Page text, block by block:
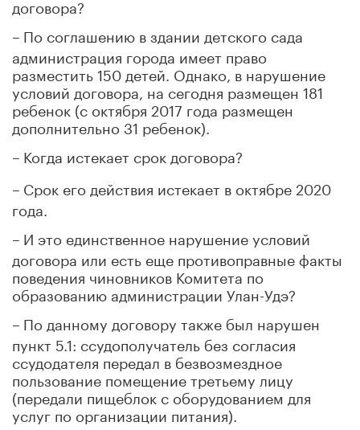
договора?
– По соглашению в здании детского сада
администрация города имеет право
разместить 150 детей. Однако, в нарушение
условий договора, на сегодня размещен 181
ребенок (с октября 2017 года размещен
дополнительно 31 ребенок).
– Когда истекает срок договора?
– Срок его действия истекает в октябре 2020
года.
– И это единственное нарушение условий
договора или есть еще противоправные факты
поведения чиновников Комитета по
образованию администрации Улан-Удэ?
– По данному договору также был нарушен
пункт 5.1: ссудополучатель без согласия
ссудодателя передал в безвозмездное
пользование помещение третьему лицу
(передали пищеблок с оборудованием для
услуг по организации питания).